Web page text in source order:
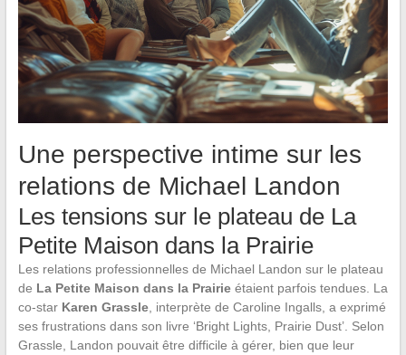
Une perspective intime sur les
relations de Michael Landon
Les tensions sur le plateau de La
Petite Maison dans la Prairie
Les relations professionnelles de Michael Landon sur le plateau
de La Petite Maison dans la Prairieétaient parfois tendues. La
co-star Karen Grassle, interprète de Caroline Ingalls, a exprimé
ses frustrations dans son livre ‘Bright Lights, Prairie Dust’. Selon
Grassle, Landon pouvait être difficile à gérer, bien que leur